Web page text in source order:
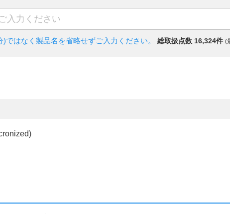
ではなく 製品名を省略せずご入力ください。 総取扱点数 16,324件 (